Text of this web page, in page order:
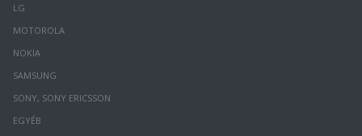
LG
MOTOROLA
NOKIA
SAMSUNG
SONY, SONY ERICSSON
EGYÉB